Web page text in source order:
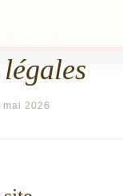
légales
2026